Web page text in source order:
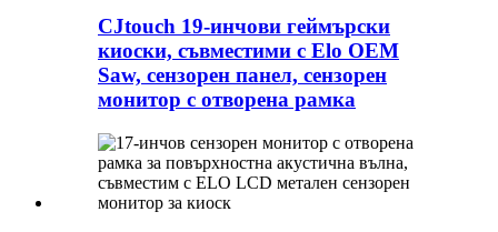
CJtouch 19-инчови геймърски
киоски, съвместими с Elo OEM
Saw, сензорен панел, сензорен
монитор с отворена рамка